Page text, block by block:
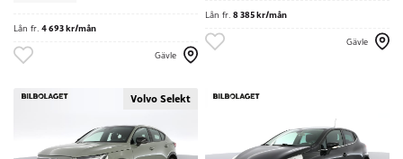
Lån fr. 4 693 kr/mån
Gävle
Lån fr. 8 385 kr/mån
Gävle
Volvo Selekt